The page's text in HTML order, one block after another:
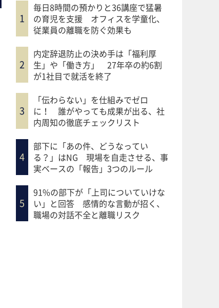
毎日8時間の預かりと36講座で猛暑
の育児を支援 オフィスを学童化、
従業員の離職を防ぐ効果も
内定辞退防止の決め手は「福利厚
生」や「働き方」 27年卒の約6割
が1社目で就活を終了
「伝わらない」を仕組みでゼロ
に！ 誰がやっても成果が出る、社
内周知の徹底チェックリスト
部下に「あの件、どうなってい
る？」はNG 現場を自走させる、事
実ベースの「報告」3つのルール
91%の部下が「上司についていけな
い」と回答 感情的な言動が招く、
職場の対話不全と離職リスク